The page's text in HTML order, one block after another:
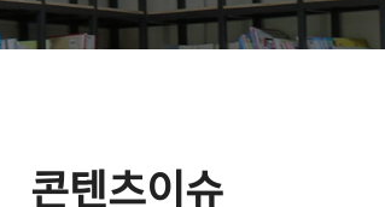
콘텐츠이슈